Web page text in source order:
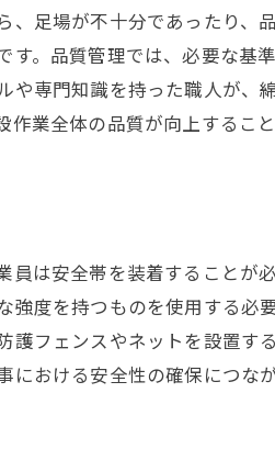
足場が不十分であったり、
。品質管理では、必要な基
専門知識を持った職人が、
業全体の品質が向上すること
は安全帯を装着することが
度を持つものを使用する必
フェンスやネットを設置す
おける安全性の確保につな